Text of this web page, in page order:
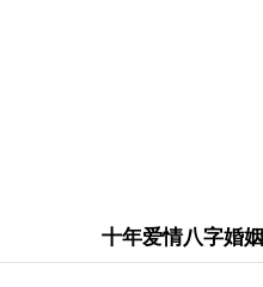
十年爱情八字婚姻